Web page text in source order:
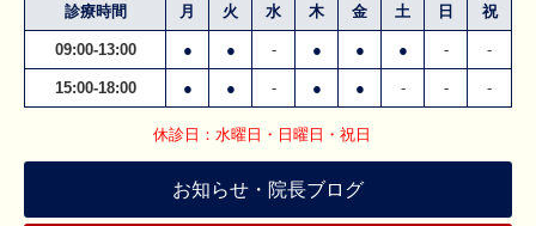
休診日：水曜日・日曜日・祝日
診療時間 月 火 水 木 金 土 日 祝
09:00-13:00 ● ● - ● ● ● - -
15:00-18:00 ● ● - ● ● - - -
お知らせ・院長ブログ